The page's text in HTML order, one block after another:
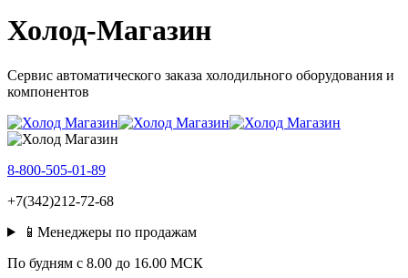
Холод-Магазин
Сервис автоматического заказа холодильного оборудования и
компонентов
8-800-505-01-89
+7(342)212-72-68
📱Менеджеры по продажам
По будням c 8.00 до 16.00 МСК